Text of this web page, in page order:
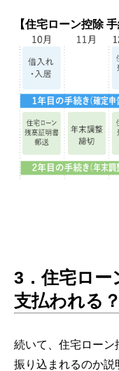
【住宅ローン控除
3．住宅ロー
支払われる？
続いて、住宅ローン
振り込まれるのか説